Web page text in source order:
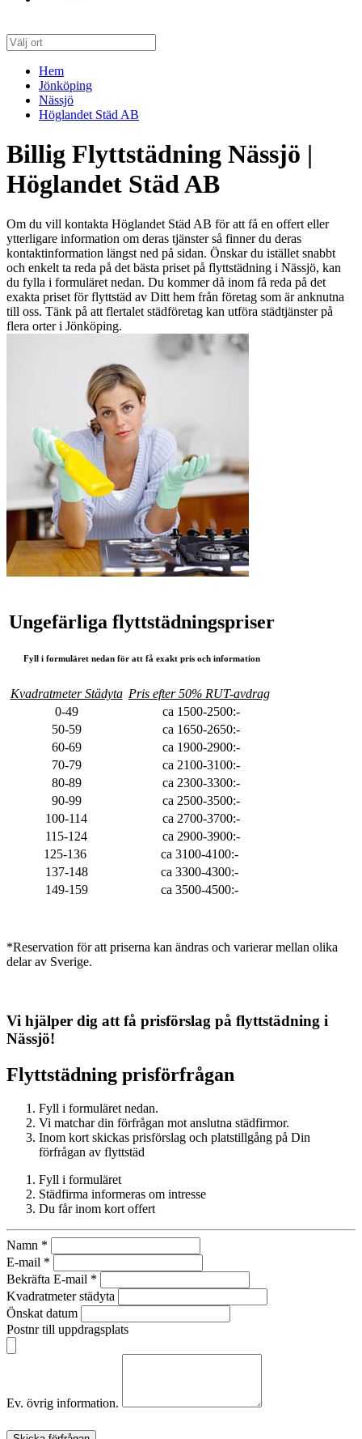
Hem
Jönköping
Nässjö
Höglandet Städ AB
Billig Flyttstädning Nässjö |
Höglandet Städ AB
Om du vill kontakta Höglandet Städ AB för att få en offert eller
ytterligare information om deras tjänster så finner du deras
kontaktinformation längst ned på sidan. Önskar du istället snabbt
och enkelt ta reda på det bästa priset på flyttstädning i Nässjö, kan
du fylla i formuläret nedan. Du kommer då inom få reda på det
exakta priset för flyttstäd av Ditt hem från företag som är anknutna
till oss. Tänk på att flertalet städföretag kan utföra städtjänster på
flera orter i Jönköping.
Ungefärliga flyttstädningspriser
Fyll i formuläret nedan för att få exakt pris och information
Kvadratmeter Städyta Pris efter 50% RUT-avdrag
0-49
ca 1500-2500:-
50-59
ca 1650-2650:-
60-69
ca 1900-2900:-
70-79
ca 2100-3100:-
80-89
ca 2300-3300:-
90-99
ca 2500-3500:-
100-114
ca 2700-3700:-
115-124
ca 2900-3900:-
125-136
ca 3100-4100:-
137-148
ca 3300-4300:-
149-159
ca 3500-4500:-
*Reservation för att priserna kan ändras och varierar mellan olika
delar av Sverige.
Vi hjälper dig att få prisförslag på flyttstädning i
Nässjö!
Flyttstädning prisförfrågan
Fyll i formuläret nedan.
Vi matchar din förfrågan mot anslutna städfirmor.
Inom kort skickas prisförslag och platstillgång på Din
förfrågan av flyttstäd
Fyll i formuläret
Städfirma informeras om intresse
Du får inom kort offert
Namn *
E-mail *
Bekräfta E-mail *
Kvadratmeter städyta
Önskat datum
Postnr till uppdragsplats
Ev. övrig information.